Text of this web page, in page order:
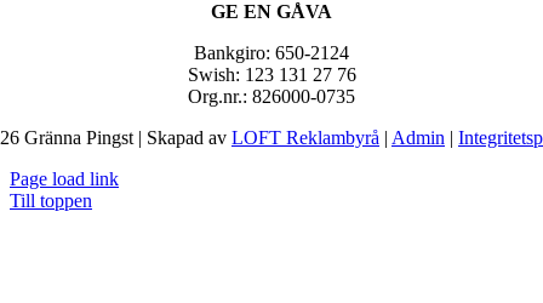
GE EN GÅVA
Bankgiro: 650-2124
Swish: 123 131 27 76
Org.nr.: 826000-0735
Gränna Pingst | Skapad av LOFT Reklambyrå | Admin |
Page load link
Till toppen